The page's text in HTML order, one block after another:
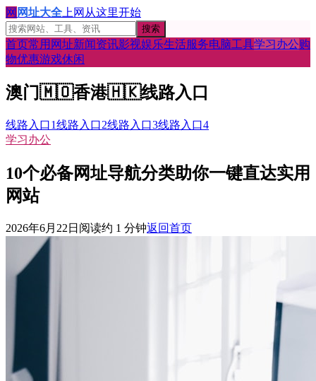
网 网址大全 上网从这里开始
搜索
首页常用网址新闻资讯影视娱乐生活服务电脑工具学习办公购
物优惠游戏休闲
澳门🇲🇴香港🇭🇰线路入口
线路入口1线路入口2线路入口3线路入口4
学习办公
10个必备网址导航分类助你一键直达实用
网站
2026年6月22日 阅读约 1 分钟返回首页